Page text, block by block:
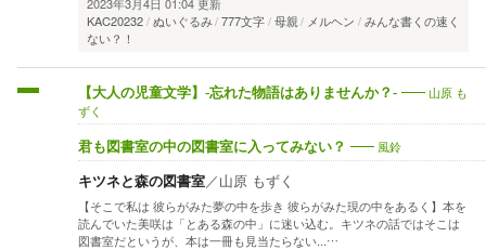
2023年3月4日 01:04 更新
KAC20232 ぬいぐるみ 777文字 母親 メルヘン
みんな書くの速く
ない？！
【大人の児童文学】-忘れた物語はありませんか？-
山原 も
ずく
君も図書室の中の図書室に入ってみない？ 風鈴
キツネと森の図書室／山原 もずく
【そこで私は 彼らがみた夢の中を歩き 彼らがみた現の中をあるく】本を
読んでいた美咲は「とある森の中」に迷い込む。キツネの話ではそこは
図書室だというが、本は一冊も見当たらない...…